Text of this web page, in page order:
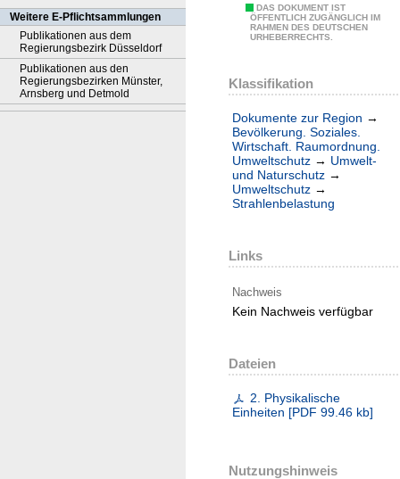
Weitere E-Pflichtsammlungen
Publikationen aus dem
Regierungsbezirk Düsseldorf
Publikationen aus den
Regierungsbezirken Münster,
Arnsberg und Detmold
DAS DOKUMENT IST
ÖFFENTLICH ZUGÄNGLICH IM
RAHMEN DES DEUTSCHEN
URHEBERRECHTS.
Klassifikation
Dokumente zur Region →
Bevölkerung. Soziales.
Wirtschaft. Raumordnung.
Umweltschutz → Umwelt-
und Naturschutz →
Umweltschutz →
Strahlenbelastung
Links
Nachweis
Kein Nachweis verfügbar
Dateien
2. Physikalische
Einheiten [PDF 99.46 kb]
Nutzungshinweis